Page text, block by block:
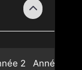
2 Année